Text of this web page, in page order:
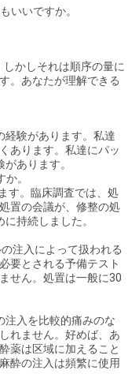
いいですか。
かしそれは順序の量に
。あなたが理解できる
経験があります。私達
あります。私達にパッ
あります。
。
す。臨床調査では、処
置の会議が、修整の処
持続しました。
注入によって扱われる
要とされる予備テスト
せん。処置は一般に30
注入を比較的痛みのな
れません。好めば、あ
薬は区域に加えること
酔の注入は頻繁に使用